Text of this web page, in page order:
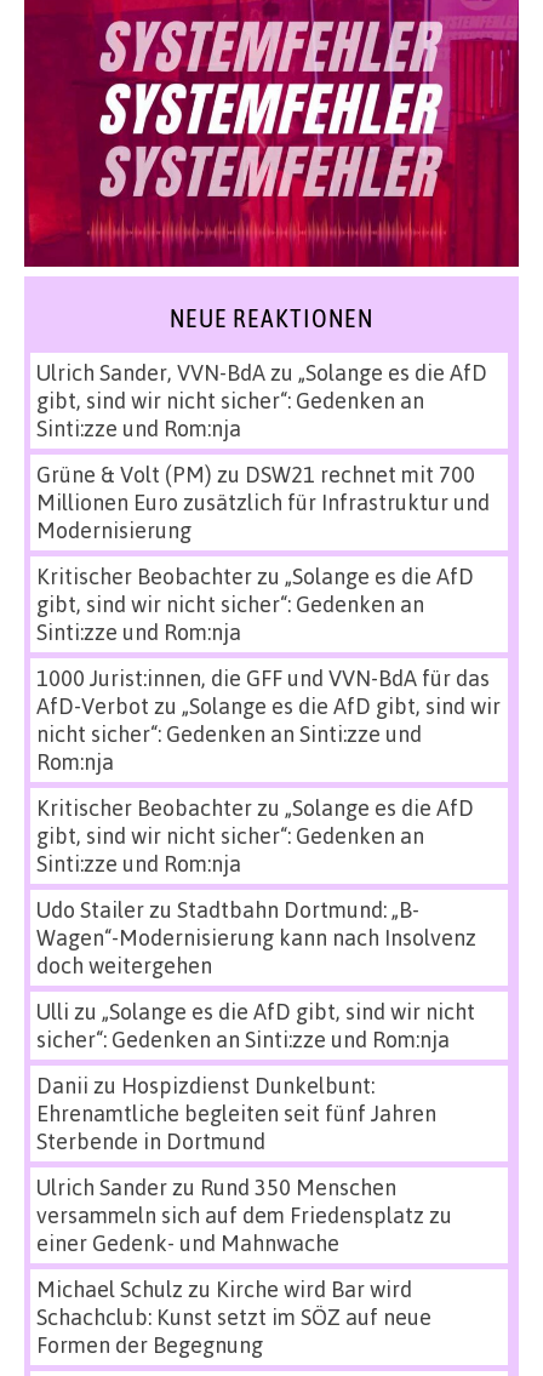
NEUE REAKTIONEN
Ulrich Sander, VVN-BdAzu „Solange es die AfD
gibt, sind wir nicht sicher“: Gedenken an
Sinti:zze und Rom:nja
Grüne & Volt (PM) zu DSW21 rechnet mit 700
Millionen Euro zusätzlich für Infrastruktur und
Modernisierung
Kritischer Beobachterzu „Solange es die AfD
gibt, sind wir nicht sicher“: Gedenken an
Sinti:zze und Rom:nja
1000 Jurist:innen, die GFF und VVN-BdA für das
AfD-Verbot zu „Solange es die AfD gibt, sind wir
nicht sicher“: Gedenken an Sinti:zze und
Rom:nja
Kritischer Beobachterzu „Solange es die AfD
gibt, sind wir nicht sicher“: Gedenken an
Sinti:zze und Rom:nja
Udo Stailerzu Stadtbahn Dortmund: „B-
Wagen“-Modernisierung kann nach Insolvenz
doch weitergehen
Ulli zu „Solange es die AfD gibt, sind wir nicht
sicher“: Gedenken an Sinti:zze und Rom:nja
Danii zu Hospizdienst Dunkelbunt:
Ehrenamtliche begleiten seit fünf Jahren
Sterbende in Dortmund
Ulrich Sanderzu Rund 350 Menschen
versammeln sich auf dem Friedensplatz zu
einer Gedenk- und Mahnwache
Michael Schulz zu Kirche wird Bar wird
Schachclub: Kunst setzt im SÖZ auf neue
Formen der Begegnung